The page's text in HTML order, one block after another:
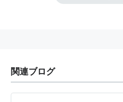
関連ブログ